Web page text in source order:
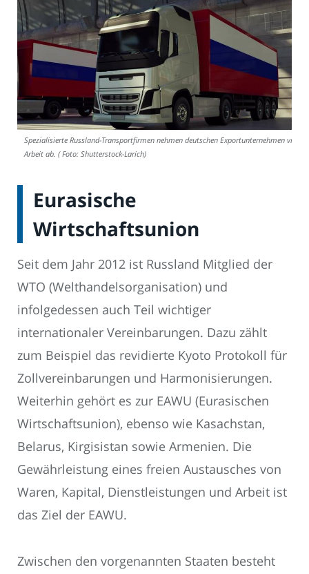
Spezialisierte Russland-Transportfirmen nehmen deutschen Exportunternehmen viel
Arbeit ab. ( Foto: Shutterstock-Larich)
Eurasische
Wirtschaftsunion
Seit dem Jahr 2012 ist Russland Mitglied der
WTO (Welthandelsorganisation) und
infolgedessen auch Teil wichtiger
internationaler Vereinbarungen. Dazu zählt
zum Beispiel das revidierte Kyoto Protokoll für
Zollvereinbarungen und Harmonisierungen.
Weiterhin gehört es zur EAWU (Eurasischen
Wirtschaftsunion), ebenso wie Kasachstan,
Belarus, Kirgisistan sowie Armenien. Die
Gewährleistung eines freien Austausches von
Waren, Kapital, Dienstleistungen und Arbeit ist
das Ziel der EAWU.
Zwischen den vorgenannten Staaten besteht